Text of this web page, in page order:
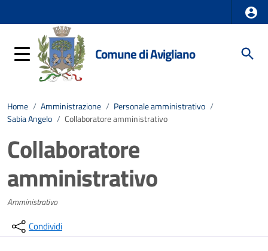
Comune di Avigliano
Home / Amministrazione / Personale amministrativo /
Sabia Angelo / Collaboratore amministrativo
Collaboratore
amministrativo
Amministrativo
Condividi